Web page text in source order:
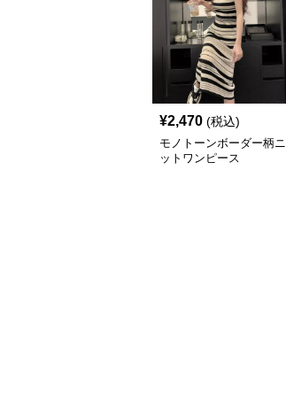
¥2,470 (税込)
モノトーンボーダー柄ニ
ットワンピース